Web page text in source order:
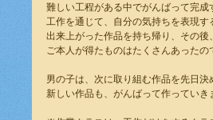
難しい工程がある中でがんばって完成
工作を通じて、自分の気持ちを表現す
出来上がった作品を持ち帰り、その後
ご本人が得たものはたくさんあったの
男の子は、次に取り組む作品を先日決
新しい作品も、がんばって作っていき